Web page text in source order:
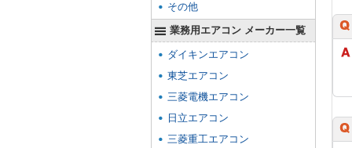
その他
業務用エアコン メーカー一覧
ダイキンエアコン
東芝エアコン
三菱電機エアコン
日立エアコン
三菱重工エアコン